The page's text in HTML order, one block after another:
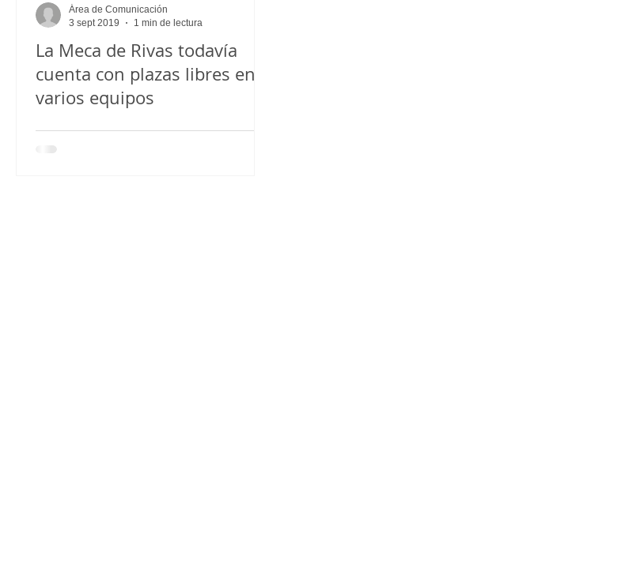
La Meca de Rivas todavía
cuenta con plazas libres en
varios equipos
Área de Comunicación
3 sept 2019
1 min de lectura